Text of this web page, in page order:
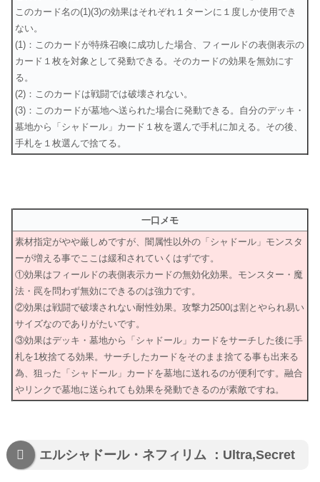
このカード名の(1)(3)の効果はそれぞれ１ターンに１度しか使用でき
ない。
(1)：このカードが特殊召喚に成功した場合、フィールドの表側表示の
カード１枚を対象として発動できる。そのカードの効果を無効にす
る。
(2)：このカードは戦闘では破壊されない。
(3)：このカードが墓地へ送られた場合に発動できる。自分のデッキ・
墓地から「シャドール」カード１枚を選んで手札に加える。その後、
手札を１枚選んで捨てる。
一口メモ
素材指定がやや厳しめですが、闇属性以外の「シャドール」モンスタ
ーが増える事でここは緩和されていくはずです。
①効果はフィールドの表側表示カードの無効化効果。モンスター・魔
法・罠を問わず無効にできるのは強力です。
②効果は戦闘で破壊されない耐性効果。攻撃力2500は割とやられ易い
サイズなのでありがたいです。
③効果はデッキ・墓地から「シャドール」カードをサーチした後に手
札を1枚捨てる効果。サーチしたカードをそのまま捨てる事も出来る
為、狙った「シャドール」カードを墓地に送れるのが便利です。融合
やリンクで墓地に送られても効果を発動できるのが素敵ですね。
エルシャドール・ネフィリム ：Ultra,Secret